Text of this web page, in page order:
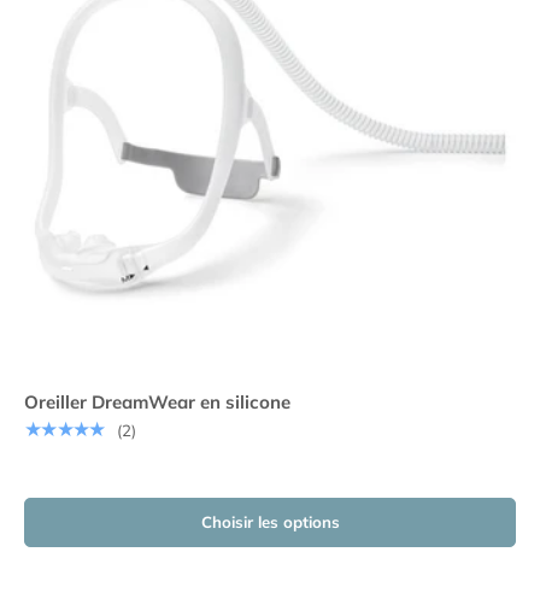
Oreiller DreamWear en silicone
★★★★★
(2)
Choisir les options